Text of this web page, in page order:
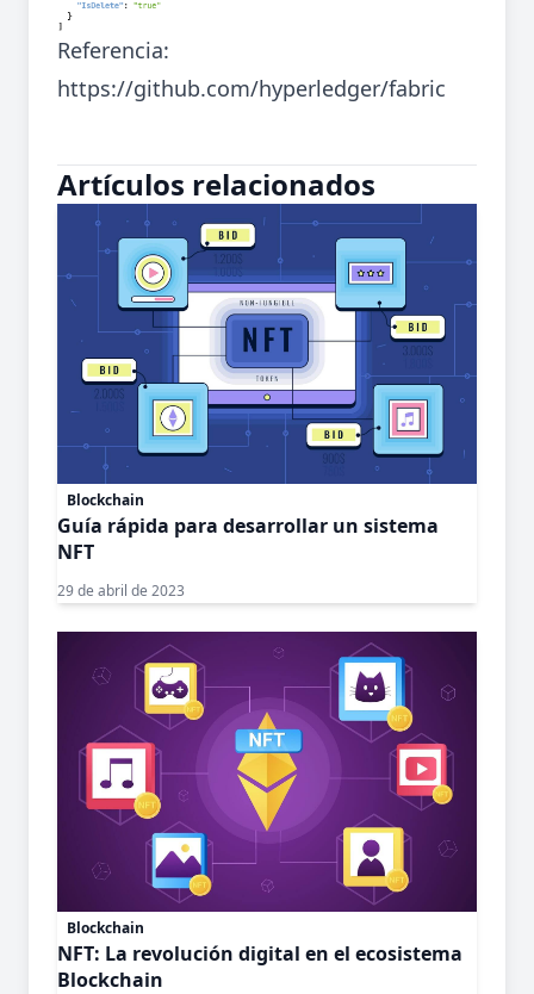
Referencia:
https://github.com/hyperledger/fabric
Artículos relacionados
Blockchain
Guía rápida para desarrollar un sistema
NFT
29 de abril de 2023
Blockchain
NFT: La revolución digital en el ecosistema
Blockchain